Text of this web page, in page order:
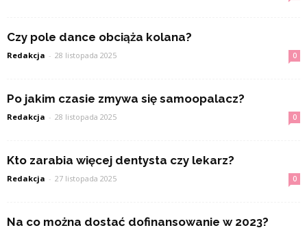
Czy pole dance obciąża kolana?
Redakcja - 28 listopada 2025 0
Po jakim czasie zmywa się samoopalacz?
Redakcja - 28 listopada 2025 0
Kto zarabia więcej dentysta czy lekarz?
Redakcja - 27 listopada 2025 0
Na co można dostać dofinansowanie w 2023?